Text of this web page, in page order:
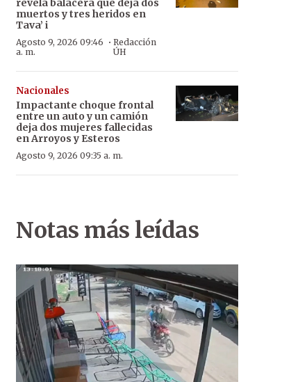
revela balacera que deja dos
muertos y tres heridos en
Tava’ i
Agosto 9, 2026 09:46
a. m.
·Redacción
ÚH
Nacionales
Impactante choque frontal
entre un auto y un camión
deja dos mujeres fallecidas
en Arroyos y Esteros
Agosto 9, 2026 09:35 a. m.
Notas más leídas